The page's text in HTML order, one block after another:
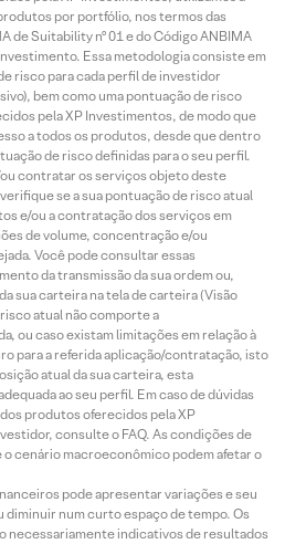
por portfólio, nos termos das
de Suitability nº 01 e do Código ANBIMA
Essa metodologia consiste em
risco para cada perfil de investidor
bem como uma pontuação de risco
pela XP Investimentos, de modo que
a todos os produtos, desde que dentro
de risco definidas para o seu perfil.
contratar os serviços objeto deste
se a sua pontuação de risco atual
e/ou a contratação dos serviços em
de volume, concentração e/ou
Você pode consultar essas
da transmissão da sua ordem ou,
sua carteira na tela de carteira (Visão
atual não comporte a
ou caso existam limitações em relação à
para a referida aplicação/contratação, isto
atual da sua carteira, esta
ao seu perfil. Em caso de dúvidas
produtos oferecidos pela XP
consulte o FAQ. As condições de
cenário macroeconômico podem afetar o
pode apresentar variações e seu
diminuir num curto espaço de tempo. Os
necessariamente indicativos de resultados